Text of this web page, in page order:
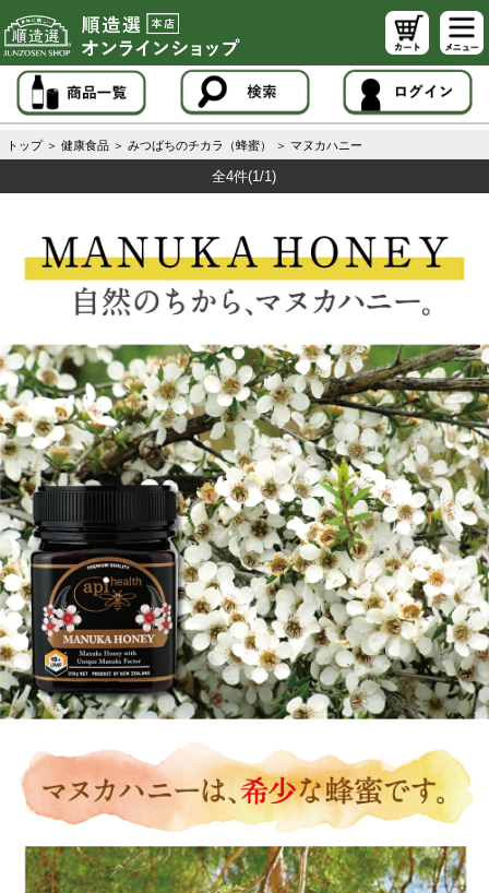
トップ ＞ 健康食品 ＞ みつばちのチカラ（蜂蜜） ＞ マヌカハニー
全4件(1/1)